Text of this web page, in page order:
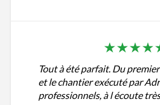
Tout à été parfait. Du
et le chantier exécuté par
professionnels, à l écoute